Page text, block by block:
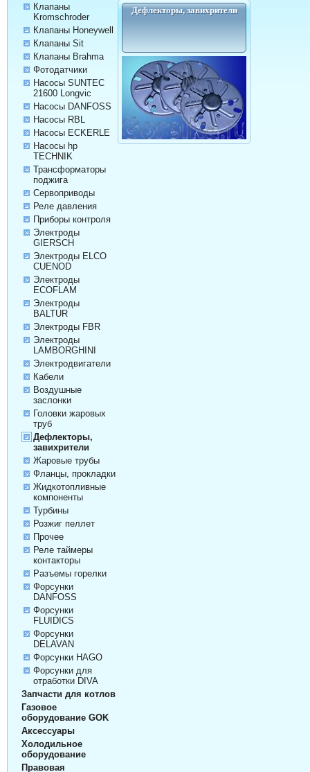
Клапаны
Kromschroder
Клапаны Honeywell
Клапаны Sit
Клапаны Brahma
Фотодатчики
Насосы SUNTEC
21600 Longvic
Насосы DANFOSS
Насосы RBL
Насосы ECKERLE
Насосы hp
TECHNIK
Трансформаторы
поджига
Сервоприводы
Реле давления
Приборы контроля
Электроды
GIERSCH
Электроды ELCO
CUENOD
Электроды
ECOFLAM
Электроды
BALTUR
Электроды FBR
Электроды
LAMBORGHINI
Электродвигатели
Кабели
Воздушные
заслонки
Головки жаровых
труб
Дефлекторы,
завихрители
Жаровые трубы
Фланцы, прокладки
Жидкотопливные
компоненты
Турбины
Розжиг пеллет
Прочее
Реле таймеры
контакторы
Разъемы горелки
Форсунки
DANFOSS
Форсунки
FLUIDICS
Форсунки
DELAVAN
Форсунки HAGO
Форсунки для
отработки DIVA
Запчасти для котлов
Газовое
оборудование GOK
Аксессуары
Холодильное
оборудование
Правовая
Дефлекторы, завихрители